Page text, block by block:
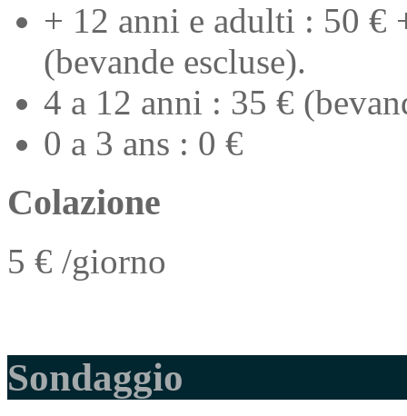
+ 12 anni e adulti : 50 €
(bevande escluse).
4 a 12 anni : 35 €
0 a 3 ans : 0 €
Colazione
5 € /giorno
Sondaggio